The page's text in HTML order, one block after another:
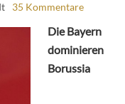
35 Kommentare
Die Bayern
dominieren
Borussia